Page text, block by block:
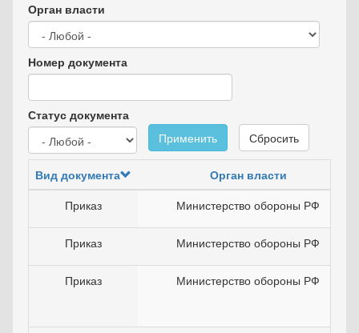
Орган власти
Номер документа
Статус документа
Применить
Сбросить
Вид документа
Орган власти
Приказ
Министерство обороны РФ
Приказ Министерство обороны РФ
Приказ Министерство обороны РФ